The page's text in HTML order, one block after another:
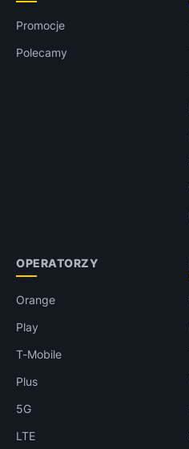
Promocje
Polecamy
OPERATORZY
Orange
Play
T-Mobile
Plus
5G
LTE